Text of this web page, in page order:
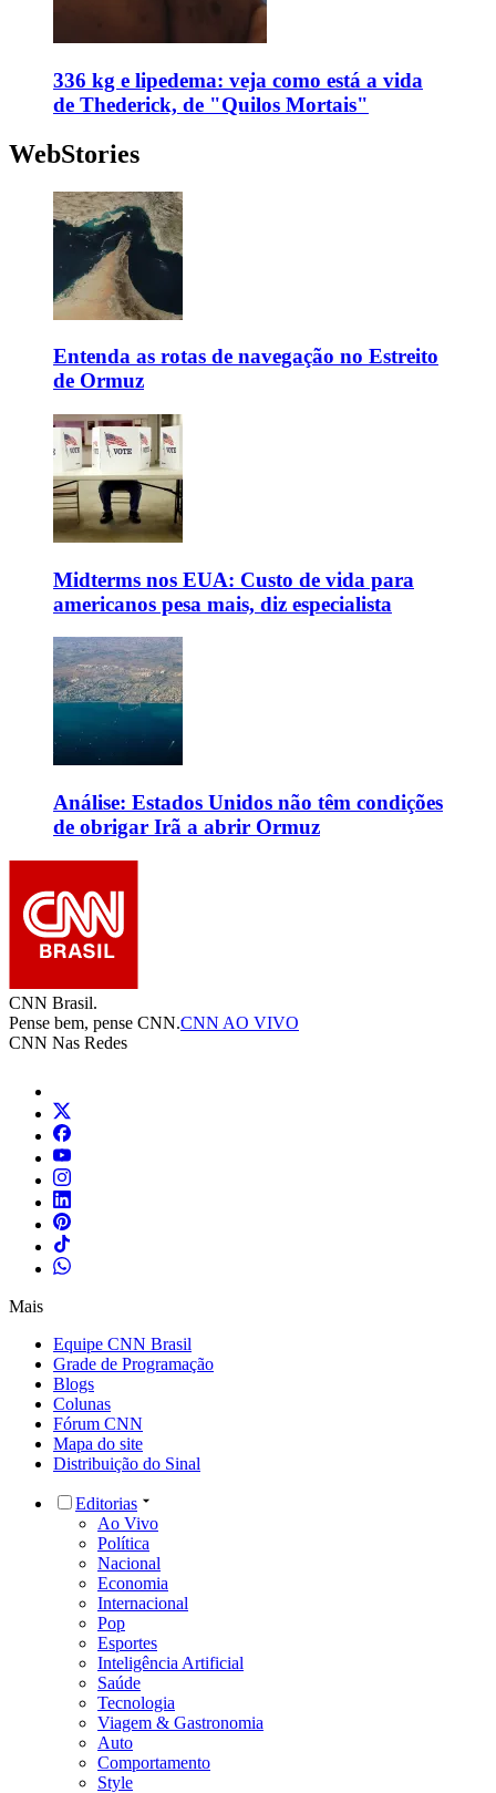
336 kg e lipedema: veja como está a vida
de Thederick, de "Quilos Mortais"
WebStories
Entenda as rotas de navegação no Estreito
de Ormuz
Midterms nos EUA: Custo de vida para
americanos pesa mais, diz especialista
Análise: Estados Unidos não têm condições
de obrigar Irã a abrir Ormuz
CNN Brasil.
Pense bem, pense CNN.CNN AO VIVO
CNN Nas Redes
Mais
Equipe CNN Brasil
Grade de Programação
Blogs
Colunas
Fórum CNN
Mapa do site
Distribuição do Sinal
Editorias
Ao Vivo
Política
Nacional
Economia
Internacional
Pop
Esportes
Inteligência Artificial
Saúde
Tecnologia
Viagem & Gastronomia
Auto
Comportamento
Style